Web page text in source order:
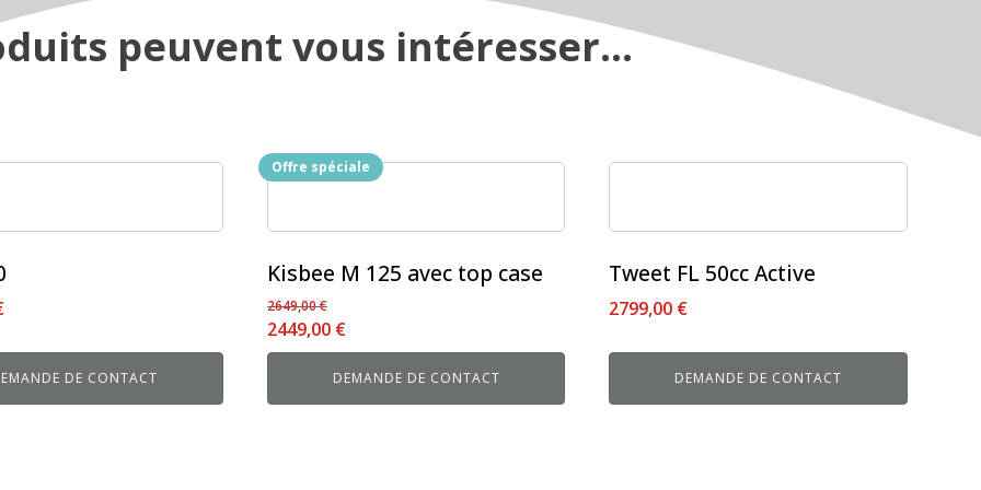
peuvent vous intéresser...
DE CONTACT
Offre spéciale
Kisbee M 125 avec top case
2649,00€
Le
prix
était :
2449,00 €Le
prix
actuel
est :
DEMANDE DE CONTACT
Tweet FL 50cc Active
2799,00 €
DEMANDE DE CONTACT
a
variations.
Les